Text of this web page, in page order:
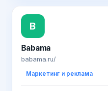
B
Babama
babama.ru/
Маркетинг и реклама